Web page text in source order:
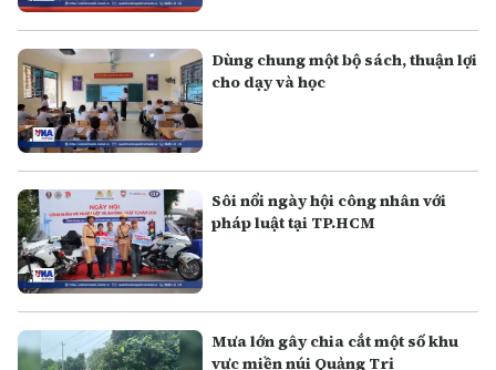
Dùng chung một bộ sách, thuận lợi
cho dạy và học
Sôi nổi ngày hội công nhân với
pháp luật tại TP.HCM
Mưa lớn gây chia cắt một số khu
vực miền núi Quảng Trị